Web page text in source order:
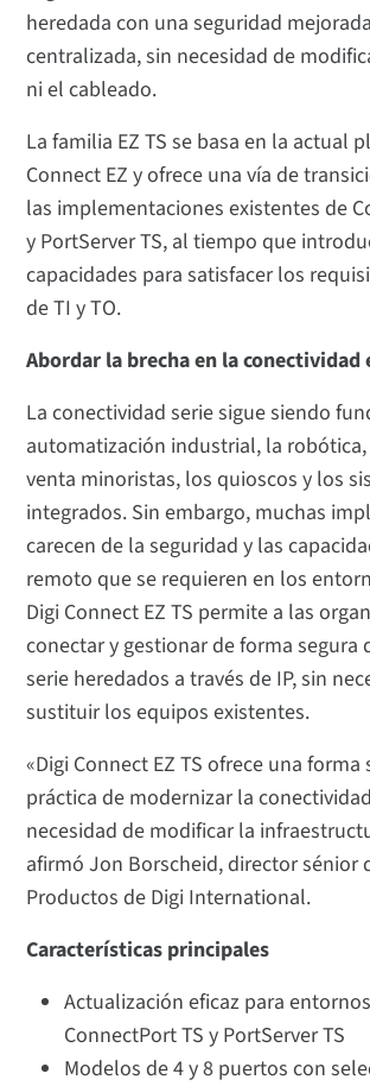
heredada con una seguridad
centralizada, sin necesidad de
ni el cableado.
La familia EZ TS se basa en la actual
Connect EZ y ofrece una vía de
las implementaciones existentes de
y PortServer TS, al tiempo que
capacidades para satisfacer los
de TI y TO.
Abordar la brecha en la conectividad
La conectividad serie sigue siendo
automatización industrial, la
venta minoristas, los quioscos y los
integrados. Sin embargo, muchas
carecen de la seguridad y las
remoto que se requieren en los
Digi Connect EZ TS permite a las
conectar y gestionar de forma segura
serie heredados a través de IP, sin
sustituir los equipos existentes.
«Digi Connect EZ TS ofrece una forma
práctica de modernizar la
necesidad de modificar la
afirmó Jon Borscheid, director sénior
Productos de Digi International.
Características principales
Actualización eficaz para
ConnectPort TS y PortServer TS
Modelos de 4 y 8 puertos con